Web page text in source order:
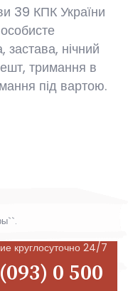
39 КПК України
застава, нічний
тримання в
під вартою.
круглосуточно 24/7
0 500